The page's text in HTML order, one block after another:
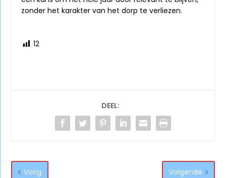
zonder het karakter van het dorp te verliezen.
12
DEEL:
Vorig Volgende